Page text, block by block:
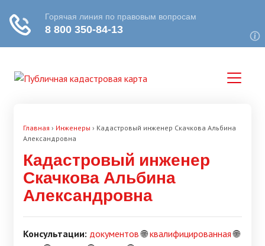
Главная › Инженеры › Кадастровый инженер Скачкова Альбина
Александровна
Кадастровый инженер
Скачкова Альбина
Александровна
Консультации: документов🌐квалифицированная🌐